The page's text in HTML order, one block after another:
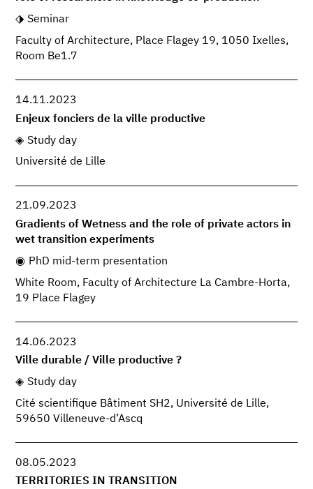
Seminar
Faculty of Architecture, Place Flagey 19, 1050 Ixelles,
Room Be1.7
14.11.2023
Enjeux fonciers de la ville productive
Study day
Université de Lille
21.09.2023
Gradients of Wetness and the role of private actors in
wet transition experiments
PhD mid-term presentation
White Room, Faculty of Architecture La Cambre-Horta,
19 Place Flagey
14.06.2023
Ville durable / Ville productive ?
Study day
Cité scientifique Bâtiment SH2, Université de Lille,
59650 Villeneuve-d’Ascq
08.05.2023
TERRITORIES IN TRANSITION